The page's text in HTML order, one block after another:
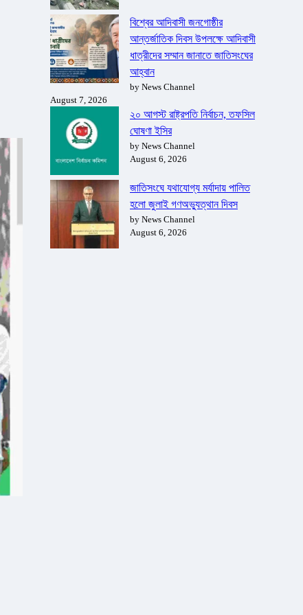
বিশ্বের আদিবাসী জনগোষ্ঠীর
আন্তর্জাতিক দিবস উপলক্ষে আদিবাসী
ধাত্রীদের সম্মান জানাতে জাতিসংঘের
আহ্বান
by News Channel
August 7, 2026
২০ আগস্ট রাষ্ট্রপতি নির্বাচন, তফসিল
ঘোষণা ইসির
by News Channel
August 6, 2026
জাতিসংঘে যথাযোগ্য মর্যাদায় পালিত
হলো জুলাই গণঅভ্যুত্থান দিবস
by News Channel
August 6, 2026